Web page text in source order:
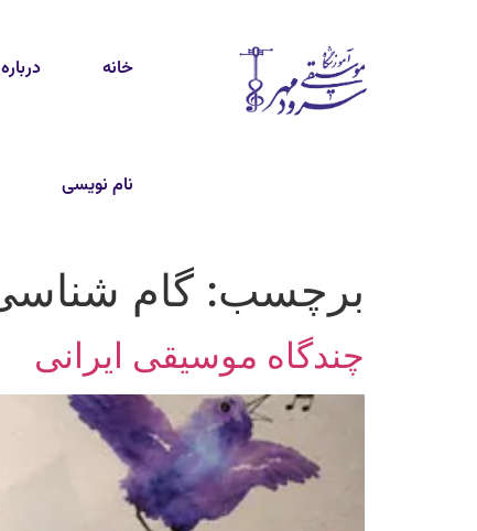
خانه
نام نویسی
برچسب: گام
چندگاه موسیقی ایرانی